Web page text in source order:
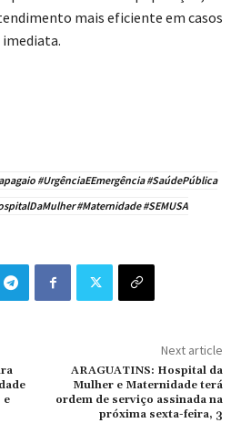
mais eficiente em casos
#UrgênciaEEmergência #SaúdePública
#Maternidade #SEMUSA
e
Next article
ARAGUATINS: Hospital da
Mulher e Maternidade terá
ordem de serviço assinada na
próxima sexta-feira, 3